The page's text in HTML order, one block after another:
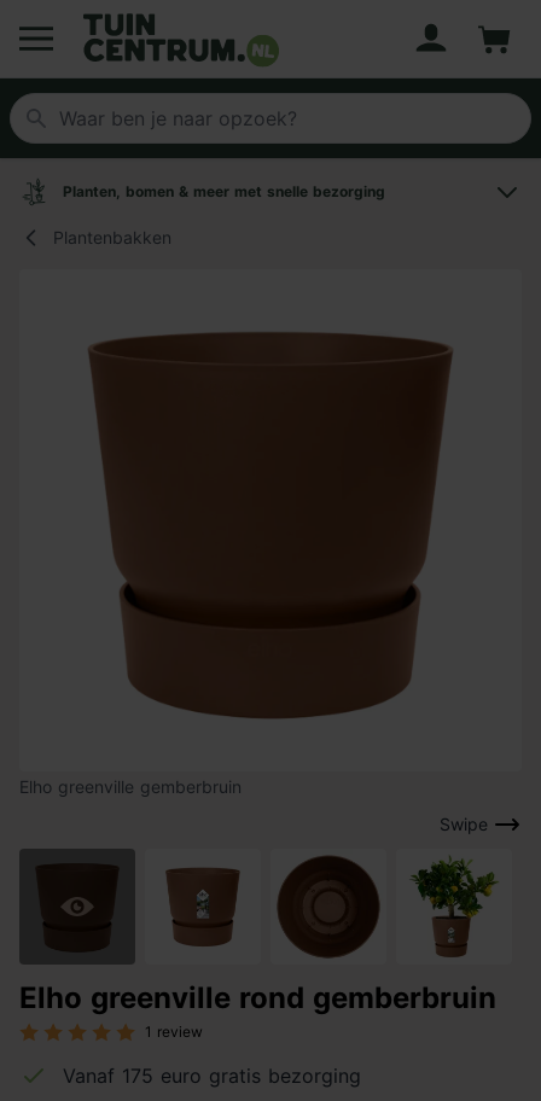
Logo Tuincentrum.nl
Planten, bomen & meer met snelle bezorging
Plantenbakken
Swipe
Elho greenville gemberbruin
Elho greenville rond gemberbruin
1 review
Vanaf 175 euro gratis bezorging